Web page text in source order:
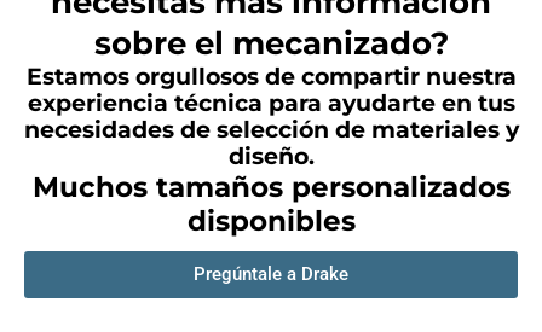
sobre el mecanizado?
Estamos orgullosos de compartir nuestra
experiencia técnica para ayudarte en tus
necesidades de selección de materiales y
diseño.
Muchos tamaños personalizados
disponibles
Pregúntale a Drake